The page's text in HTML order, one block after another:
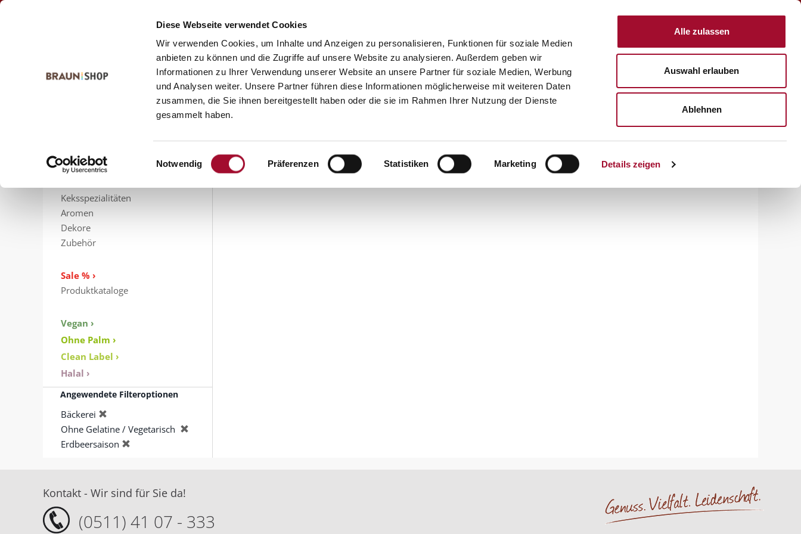
Diese Webseite verwendet Cookies
Wir verwenden Cookies, um Inhalte und Anzeigen zu personalisieren, Funktionen für soziale Medien
anbieten zu können und die Zugriffe auf unsere Website zu analysieren. Außerdem geben wir
Informationen zu Ihrer Verwendung unserer Website an unsere Partner für soziale Medien, Werbung
und Analysen weiter. Unsere Partner führen diese Informationen möglicherweise mit weiteren Daten
zusammen, die Sie ihnen bereitgestellt haben oder die sie im Rahmen Ihrer Nutzung der Dienste
gesammelt haben.
Einwilligungsauswahl
Notwendig Präferenzen Statistiken Marketing Details zeigen
Alle zulassen
Auswahl erlauben
Ablehnen
Zum
Zum
GRUPPE PRODUKTE SERVICE ÜBER UNS KARRIERE
Startseite alle Produkte Eiscafé Eisprodukte
Sahnestandmittel
Gelier- und Bindemittel
Keksspezialitäten
Aromen
Dekore
Zubehör
Sale % ›
Produktkataloge
Vegan ›
Ohne Palm ›
Clean Label ›
Halal ›
Angewendete Filteroptionen
Bäckerei
Ohne Gelatine / Vegetarisch
Erdbeersaison
Eisprodukte
Kontakt - Wir sind für Sie da!
(0511) 41 07 - 333